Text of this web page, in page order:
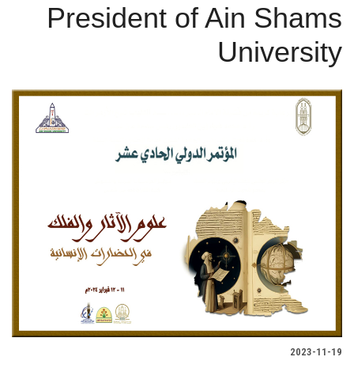
المراكز والوحدات
هيئة التدريس
الخريجين
President of Ain Shams
University
2023-11-19